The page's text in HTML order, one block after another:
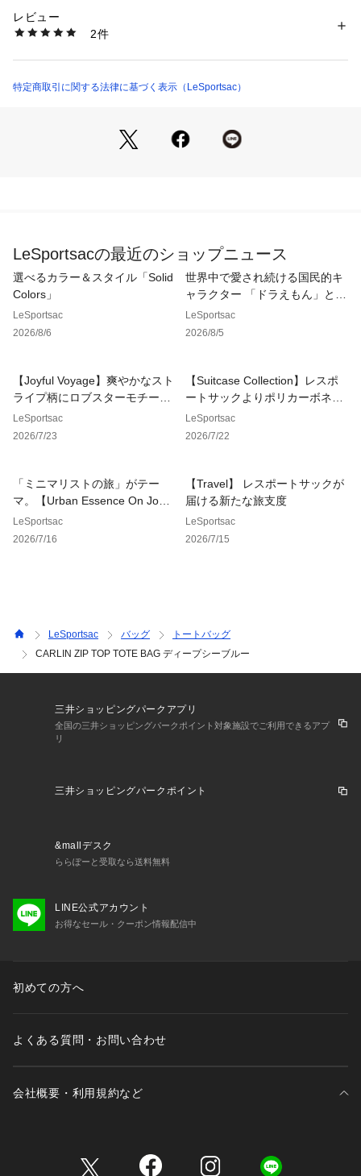
れる持ち手の長さで、荷物が重くなっても安心。A4サイズが収
納できるので通勤や通学はもちろん、ジム通いなど荷物が多い
ケットのファスナーを開けるとキャリーオンもでき、充実した
【サステナブル・素材について】
耐久性・軽さ・サステナブルという発想からN.Y.で生まれたレ
広いシーンで活躍します。
水洗い(手洗い)可。【仕様】
メイン開閉部：ファスナー
裏面（内側）：ファスナーポケット×1、オープンポケット×
2、フック(ナスカン)付きストラップ×1
こちらはレスポートサック公式ストアです。商品は全て正規品
です。
※同じスタイルでお探しの場合は
【レスポ　3688】
と画面上部の「検索欄」に入力し、ご確認ください。
＜価格改定のお知らせ＞
2025年7月23日から昨今の原材料価格および物流費の高騰によ
バッグ ジムバッグ お仕事バッグ ビジネスバッグ オフィスカジ
カジュアル シンプル 軽量 大容量 男女兼用】
商品番号：
3688R111 （ショップ）
レビュー
2件
特定商取引に関する法律に基づく表示（LeSportsac）
LeSportsacの最近のショップニュース
選べるカラー＆スタイル「Solid
Colors」
LeSportsac
2026/8/6
世界中で愛され続ける国民的キ
ャラクター 「ドラえもん」との
コレクション。
LeSportsac
2026/8/5
【Joyful Voyage】爽やかなスト
ライプ柄にロブスターモチーフ
を散りばめた夏らしいデザイン
が登場！
LeSportsac
2026/7/23
【Suitcase Collection】レスポ
ートサックよりポリカーボネー
ト製スーツケースが新登場。
LeSportsac
2026/7/22
「ミニマリストの旅」がテー
マ。【Urban Essence On Journ
ey】
LeSportsac
2026/7/16
【Travel】 レスポートサックが
届ける新たな旅支度
LeSportsac
2026/7/15
LeSportsac バッグ
トートバッグ
CARLIN ZIP TOP TOTE BAG ディープシーブルー
三井ショッピングパークアプリ
全国の三井ショッピングパークポイント対象施設でご利用できるアプ
リ
三井ショッピングパークポイント
&mallデスク
ららぽーと受取なら送料無料
LINE公式アカウント
お得なセール・クーポン情報配信中
初めての方へ
よくある質問・お問い合わせ
会社概要・利用規約など